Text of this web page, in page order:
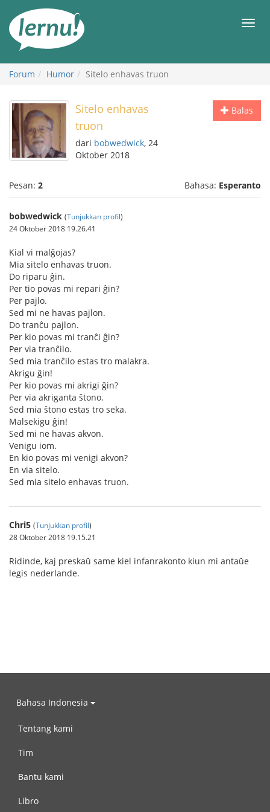
daftar
Forum Humor Sitelo enhavas truon
Balas
Sitelo enhavas
truon
dari bobwedwick, 24
Oktober 2018
Pesan: 2 Bahasa: Esperanto
bobwedwick (Tunjukkan profil)
24 Oktober 2018 19.26.41
Kial vi malĝojas?
Mia sitelo enhavas truon.
Do riparu ĝin.
Per tio povas mi repari ĝin?
Per pajlo.
Sed mi ne havas pajlon.
Do tranĉu pajlon.
Per kio povas mi tranĉi ĝin?
Per via tranĉilo.
Sed mia tranĉilo estas tro malakra.
Akrigu ĝin!
Per kio povas mi akrigi ĝin?
Per via akriganta ŝtono.
Sed mia ŝtono estas tro seka.
Malsekigu ĝin!
Sed mi ne havas akvon.
Venigu iom.
En kio povas mi venigi akvon?
En via sitelo.
Sed mia sitelo enhavas truon.
Chri5 (Tunjukkan profil)
28 Oktober 2018 19.15.21
Ridinde, kaj preskaŭ same kiel infanrakonto kiun mi antaŭe
legis nederlande.
Bahasa Indonesia
Tentang kami
Tim
Bantu kami
Libro